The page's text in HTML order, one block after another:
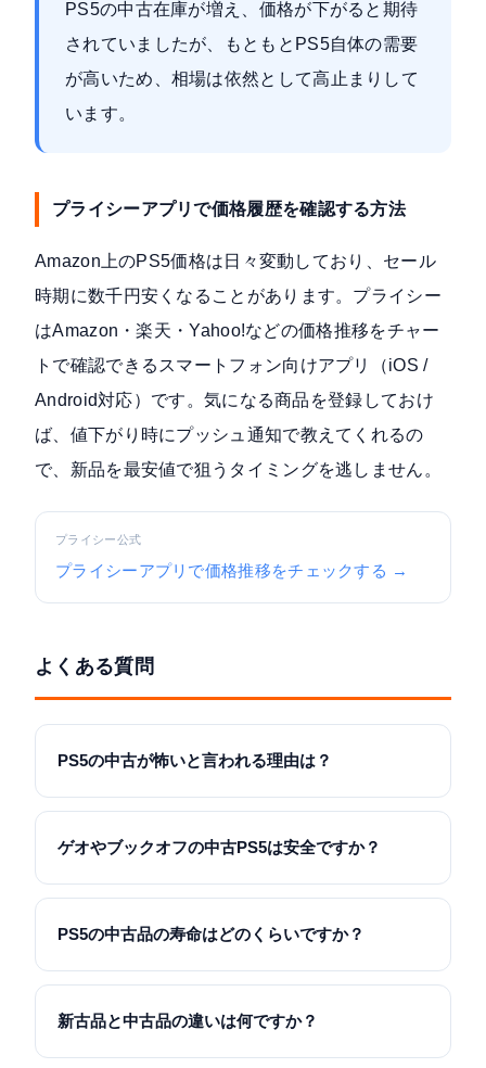
PS5の中古在庫が増え、価格が下がると期待
されていましたが、もともとPS5自体の需要
が高いため、相場は依然として高止まりして
います。
プライシーアプリで価格履歴を確認する方法
Amazon上のPS5価格は日々変動しており、セール
時期に数千円安くなることがあります。プライシー
はAmazon・楽天・Yahoo!などの価格推移をチャー
トで確認できるスマートフォン向けアプリ（iOS /
Android対応）です。気になる商品を登録しておけ
ば、値下がり時にプッシュ通知で教えてくれるの
で、新品を最安値で狙うタイミングを逃しません。
プライシー公式
プライシーアプリで価格推移をチェックする →
よくある質問
PS5の中古が怖いと言われる理由は？
ゲオやブックオフの中古PS5は安全ですか？
PS5の中古品の寿命はどのくらいですか？
新古品と中古品の違いは何ですか？